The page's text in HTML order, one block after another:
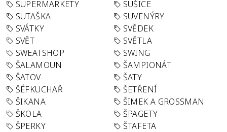
SUPERMARKETY
SUŠICE
SUTAŠKA
SUVENÝRY
SVÁTKY
SVĚDEK
SVĚT
SVĚTLA
SWEATSHOP
SWING
ŠALAMOUN
ŠAMPIONÁT
ŠATOV
ŠATY
ŠÉFKUCHAŘ
ŠETŘENÍ
ŠIKANA
ŠIMEK A GROSSMAN
ŠKOLA
ŠPAGETY
ŠPERKY
ŠTAFETA